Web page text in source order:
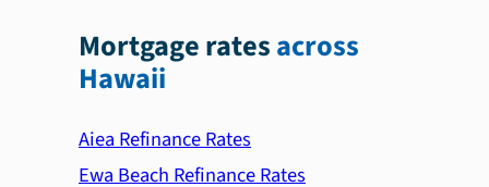
Mortgage ratesacross
Hawaii
Aiea Refinance Rates
Ewa Beach Refinance Rates